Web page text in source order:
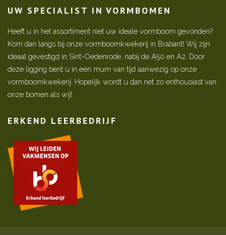
UW SPECIALIST IN VORMBOMEN
Heeft u in het assortiment niet uw ideale vormboom gevonden?
Kom dan langs bij onze vormboomkwekerij in Brabant! Wij zijn
ideaal gevestigd in Sint-Oedenrode, nabij de A50 en A2. Door
deze ligging bent u in een mum van tijd aanwezig op onze
vormboomkwekerij. Hopelijk wordt u dan net zo enthousiast van
onze bomen als wij!
ERKEND LEERBEDRIJF